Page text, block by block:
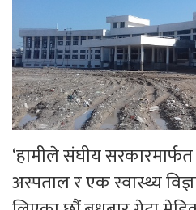
‘हामीले संघीय
अस्पताल र एक स्वास्थ्य